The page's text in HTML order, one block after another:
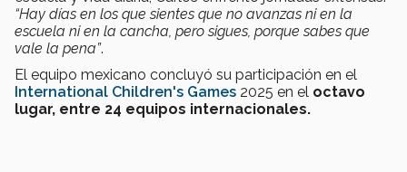
“Hay días en los que sientes que no avanzas ni en la
escuela ni en la cancha, pero sigues, porque sabes que
vale la pena”.
El equipo mexicano concluyó su participación en el
International Children's Games 2025 en el octavo
lugar, entre 24 equipos internacionales.